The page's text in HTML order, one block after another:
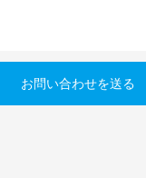
お問い合わせを送る